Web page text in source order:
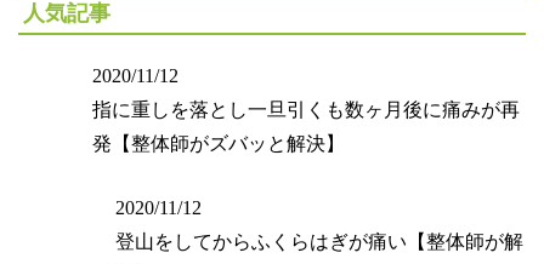
人気記事
2020/11/12
指に重しを落とし一旦引くも数ヶ月後に痛みが再
発【整体師がズバッと解決】
2020/11/12
登山をしてからふくらはぎが痛い【整体師が解